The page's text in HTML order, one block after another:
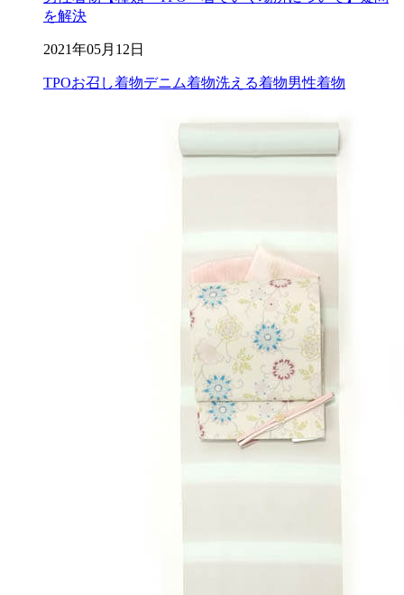
を解決
2021年05月12日
TPOお召し着物デニム着物洗える着物男性着物